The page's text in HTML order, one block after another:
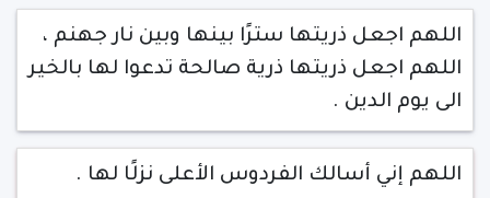
اللهم اجعل ذريتها سترًا بينها وبين نار جهنم ،
اللهم اجعل ذريتها ذرية صالحة تدعوا لها بالخير
الى يوم الدين .
اللهم إني أسالك الفردوس الأعلى نزلًا لها .